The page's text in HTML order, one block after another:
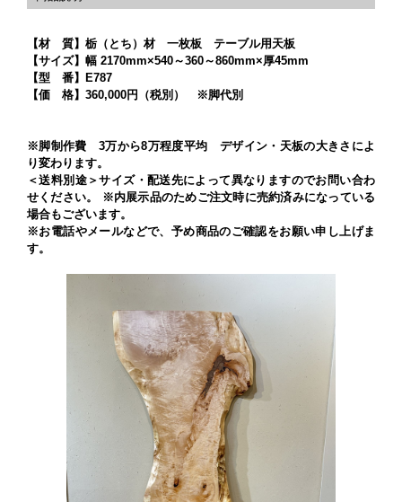
【材 質】栃（とち）材 一枚板 テーブル用天板
【サイズ】幅 2170mm×540～360～860mm×厚45mm
【型 番】E787
【価 格】360,000円（税別） ※脚代別
※脚制作費 3万から8万程度平均 デザイン・天板の大きさによ
り変わります。
＜送料別途＞サイズ・配送先によって異なりますのでお問い合わ
せください。 ※内展示品のためご注文時に売約済みになっている
場合もございます。
※お電話やメールなどで、予め商品のご確認をお願い申し上げま
す。